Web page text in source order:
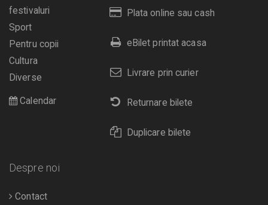
Plata online sau cash
eBilet printat acasa
Livrare prin curier
Returnare bilete
Duplicare bilete
festivaluri
Sport
Pentru copii
Cultura
Diverse
Calendar
Despre noi
Contact